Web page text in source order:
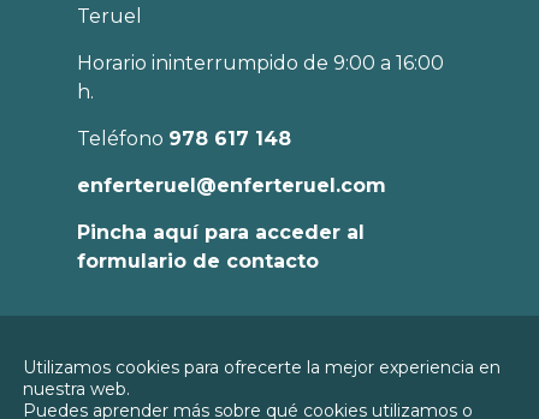
Teruel
Horario ininterrumpido de 9:00 a 16:00
h.
Teléfono 978 617 148
enferteruel@enferteruel.com
Pincha aquí para acceder al
formulario de contacto
© 2026 Colegio Oficial de Enfermería de
Política de
Privacidad
Utilizamos cookies para ofrecerte la mejor experiencia en
nuestra web.
Puedes aprender más sobre qué cookies utilizamos o